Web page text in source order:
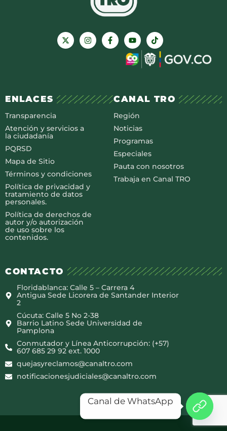
ENLACES
Transparencia
Atención y servicios a
la ciudadanía
PQRSD
Mapa de Sitio
Términos y condiciones
Política de privacidad y
tratamiento de datos
personales.
Política de derechos de
autor y/o autorización
de uso sobre los
contenidos.
CANAL TRO
Región
Noticias
Programas
Especiales
Pauta con nosotros
Trabaja en Canal TRO
CONTACTO
Floridablanca: Calle 5 – Carrera 4
Antigua Sede Licorera de Santander Interior
2
Cúcuta: Calle 5 No 2-38
Barrio Latino Sede Universidad de
Pamplona
Conmutador y Línea Anticorrupción: (+57)
607 685 29 92 ext. 1000
quejasyreclamos@canaltro.com
notificacionesjudiciales@canaltro.com
Canal de WhatsApp